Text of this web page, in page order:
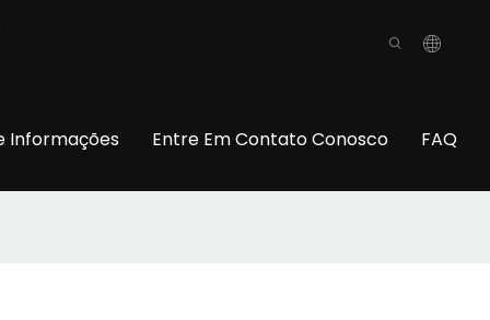
Informações Entre Em Contato Conosco FAQ